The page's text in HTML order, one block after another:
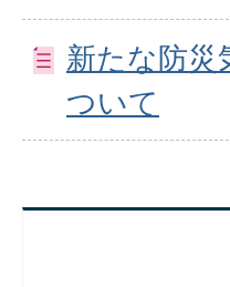
新たな防災
ついて